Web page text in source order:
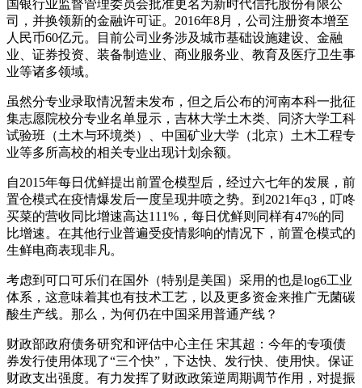
国银行业监督管理委员会批准更名为新时代信托股份有限公
司，并换领新的金融许可证。2016年8月，公司注册资本增至
人民币60亿元。目前公司业务涉及城市基础设施建设、金融
业、证券投资、装备制造业、商业服务业、教育及医疗卫生事
业等诸多领域。
虽然分专业录取情况暂未发布，但之后公布的河南本科一批征
集志愿院校分专业名单显示，吉林大学土木类、同济大学工科
试验班（土木与环境类）、中国矿业大学（北京）土木工程专
业等多所高校的相关专业出现计划余额。
自2015年每日优鲜提出前置仓模型后，经过六七年的发展，前
置仓模式在疫情爆发后一度呈现井喷之势。到2021年q3，叮咚
买菜的营收同比增速高达111%，每日优鲜则同样有47%的同
比增速。在其他行业普遍受疫情影响的情况下，前置仓模式的
生鲜电商表现非凡。
考虑到可口可乐们在国外（特别是美国）采用的也是log6工业
体系，这意味着其也有技术工艺，以及更多资金来推广无菌碳
酸生产线。那么，为何仍在中国采用普通产线？
财政部政府债务研究和评估中心主任 宋其超：今年的专项债
券发行使用体现了“三个快”，下达快、发行快、使用快。保证
财政支出强度。有力发挥了财政政策逆周期调节作用，对提振